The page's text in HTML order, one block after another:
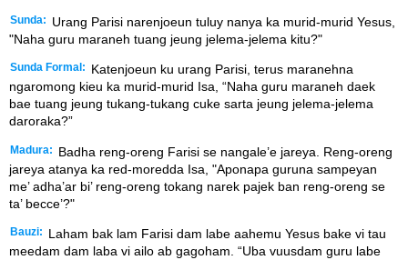
Sunda:
Urang Parisi narenjoeun tuluy nanya ka murid-murid Yesus,
"Naha guru maraneh tuang jeung jelema-jelema kitu?"
Sunda Formal:
Katenjoeun ku urang Parisi, terus maranehna
ngaromong kieu ka murid-murid Isa, “Naha guru maraneh daek
bae tuang jeung tukang-tukang cuke sarta jeung jelema-jelema
daroraka?”
Madura:
Badha reng-oreng Farisi se nangale’e jareya. Reng-oreng
jareya atanya ka red-moredda Isa, "Aponapa guruna sampeyan
me’ adha’ar bi’ reng-oreng tokang narek pajek ban reng-oreng se
ta’ becce’?"
Bauzi:
Laham bak lam Farisi dam labe aahemu Yesus bake vi tau
meedam dam laba vi ailo ab gagoham. “Uba vuusdam guru labe